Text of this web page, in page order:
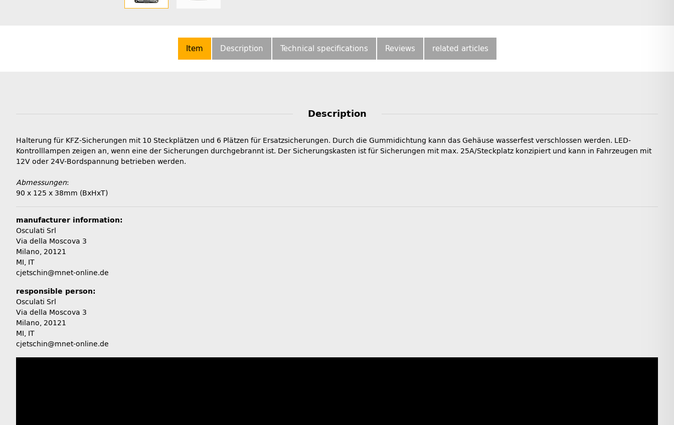
Item Description Technical specifications Reviews related articles
Description
Halterung für KFZ-Sicherungen mit 10 Steckplätzen und 6 Plätzen für Ersatzsicherungen. Durch die Gummidichtung kann das Gehäuse wasserfest verschlossen werden. LED-
Kontrolllampen zeigen an, wenn eine der Sicherungen durchgebrannt ist. Der Sicherungskasten ist für Sicherungen mit max. 25A/Steckplatz konzipiert und kann in Fahrzeugen mit
12V oder 24V-Bordspannung betrieben werden.
Abmessungen:
90 x 125 x 38mm (BxHxT)
manufacturer information:
Osculati Srl
Via della Moscova 3
Milano, 20121
MI, IT
cjetschin@mnet-online.de
responsible person:
Osculati Srl
Via della Moscova 3
Milano, 20121
MI, IT
cjetschin@mnet-online.de